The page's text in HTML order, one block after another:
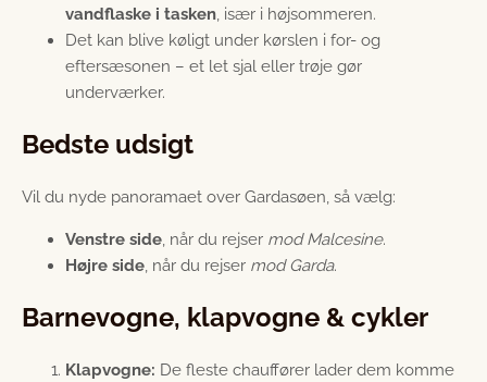
vandflaske i tasken, især i højsommeren.
Det kan blive køligt under kørslen i for- og
eftersæsonen – et let sjal eller trøje gør
underværker.
Bedste udsigt
Vil du nyde panoramaet over Gardasøen, så vælg:
Venstre side, når du rejser mod Malcesine.
Højre side, når du rejser mod Garda.
Barnevogne, klapvogne & cykler
Klapvogne: De fleste chauffører lader dem komme